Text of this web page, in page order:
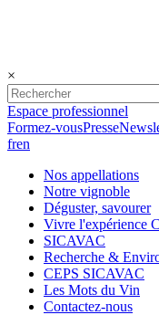
×
Espace professionnel
Formez-vousPresse
fren
Nos appellations
Notre vignoble
Déguster, savourer
Vivre l'expérience
SICAVAC
Recherche &
CEPS SICAVAC
Les Mots du Vin
Contactez-nous